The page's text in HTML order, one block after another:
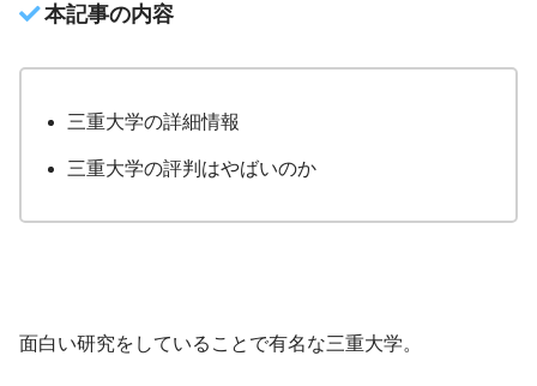
本記事の内容
三重大学の詳細情報
三重大学の評判はやばいのか
面白い研究をしていることで有名な三重大学。